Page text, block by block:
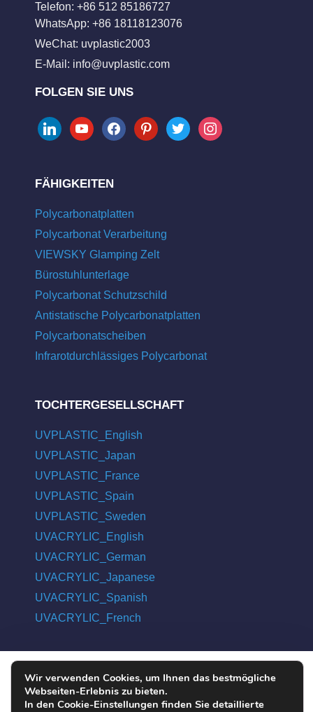
Telefon: +86 512 85186727
WhatsApp: +86 18118123076
WeChat: uvplastic2003
E-Mail: info@uvplastic.com
FOLGEN SIE UNS
linkedinyoutubefacebookpinteresttwitter instagram
FÄHIGKEITEN
Polycarbonatplatten
Polycarbonat Verarbeitung
VIEWSKY Glamping Zelt
Bürostuhlunterlage
Polycarbonat Schutzschild
Antistatische Polycarbonatplatten
Polycarbonatscheiben
Infrarotdurchlässiges Polycarbonat
TOCHTERGESELLSCHAFT
UVPLASTIC_English
UVPLASTIC_Japan
UVPLASTIC_France
UVPLASTIC_Spain
UVPLASTIC_Sweden
UVACRYLIC_English
UVACRYLIC_German
UVACRYLIC_Japanese
UVACRYLIC_Spanish
UVACRYLIC_French
COPYRIGHT © 2004 - 2026 UVPLASTIC MATERIAL TECHNOLOGY
CO., LTD. ALL RIGHTS RESERVED
Wir verwenden Cookies, um Ihnen das bestmögliche
Webseiten-Erlebnis zu bieten.
In den Cookie-Einstellungen finden Sie detaillierte